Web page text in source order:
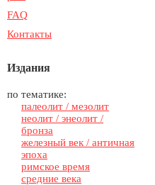
FAQ
Контакты
Издания
по тематике:
палеолит / мезолит
неолит / энеолит /
бронза
железный век / античная
эпоха
римское время
средние века